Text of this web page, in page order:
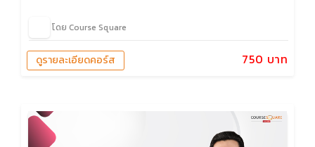
โดย Course Square
750 บาท
ดูรายละเอียดคอร์ส